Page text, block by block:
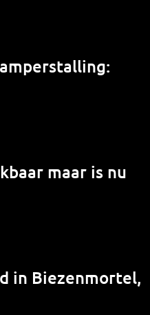
maar is nu
in Biezenmortel,